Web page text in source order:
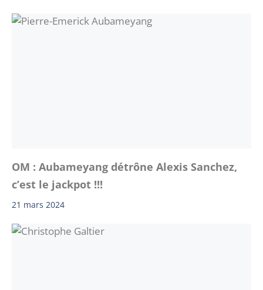
OM : Aubameyang détrône Alexis Sanchez,
c’est le jackpot !!!
21 mars 2024